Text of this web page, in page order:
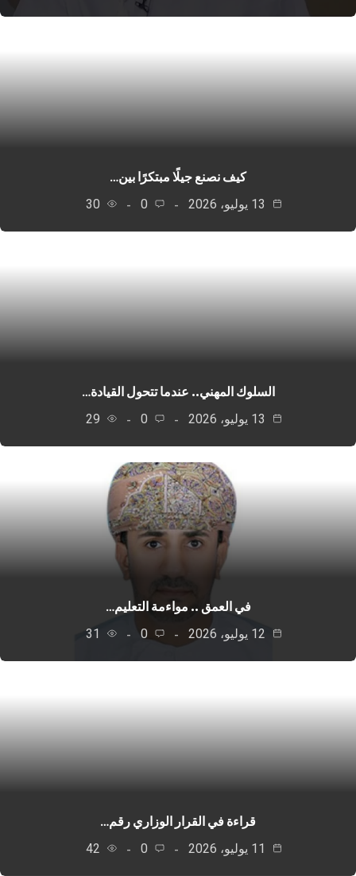
كيف نصنع جيلًا مبتكرًا بين…
0
30
السلوك المهني.. عندما تتحول القيادة…
0
29
في العمق .. مواءمة التعليم…
0
31
قراءة في القرار الوزاري رقم…
0
42